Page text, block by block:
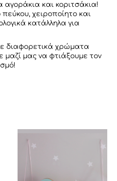
αγοράκια και κοριτσάκια!
χειροποίητο και
κατάλληλα για
διαφορετικά χρώματα
μας να φτιάξουμε τον